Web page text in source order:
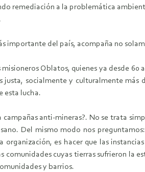
remediación a la problemática
importante del país, acompaña no
Oblatos, quienes ya desde
socialmente y culturalmente
esta lucha.
campañas anti-mineras?. No se trata
Del mismo modo nos
es hacer que las
cuyas tierras sufrieron la
y barrios.